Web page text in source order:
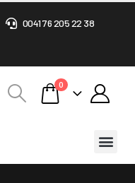
0041 76 205 22 38
0